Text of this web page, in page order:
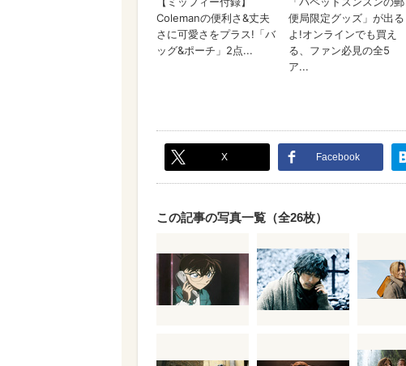
X Facebook
この記事の写真一覧（全26枚）